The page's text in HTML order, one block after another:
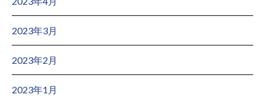
2023年3月
2023年2月
2023年1月